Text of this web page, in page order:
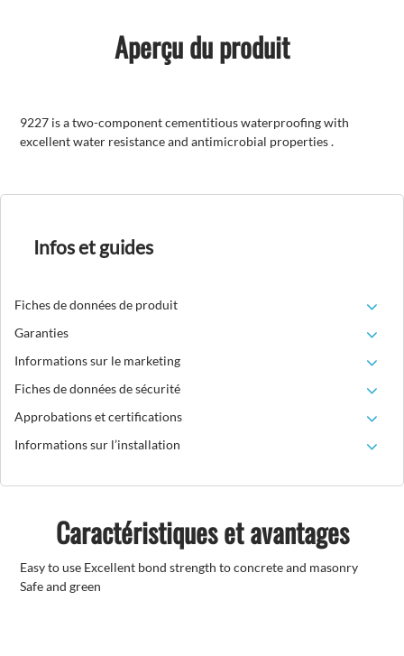
Aperçu du produit
9227 is a two-component cementitious waterproofing with
excellent water resistance and antimicrobial properties .
Infos et guides
Fiches de données de produit
Garanties
Informations sur le marketing
Fiches de données de sécurité
Approbations et certifications
Informations sur l’installation
Caractéristiques et avantages
Easy to use Excellent bond strength to concrete and masonry
Safe and green